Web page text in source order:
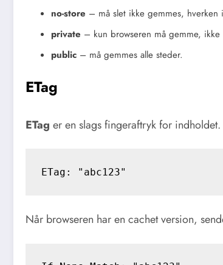
no-store – må slet ikke gemmes, hverken
private – kun browseren må gemme, ikke
public – må gemmes alle steder.
ETag
ETag er en slags fingeraftryk for
Når browseren har en cachet version,